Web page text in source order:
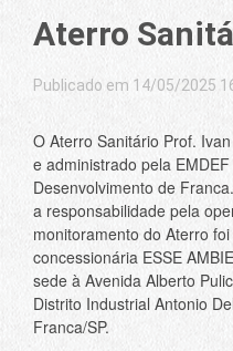
Aterro
Publicado em 14/05/2025
O Aterro Sanitário Prof.
e administrado pela
Desenvolvimento de
a responsabilidade pela
monitoramento do Aterro
concessionária ESSE
sede à Avenida Alberto
Distrito Industrial Antonio
Franca/SP.